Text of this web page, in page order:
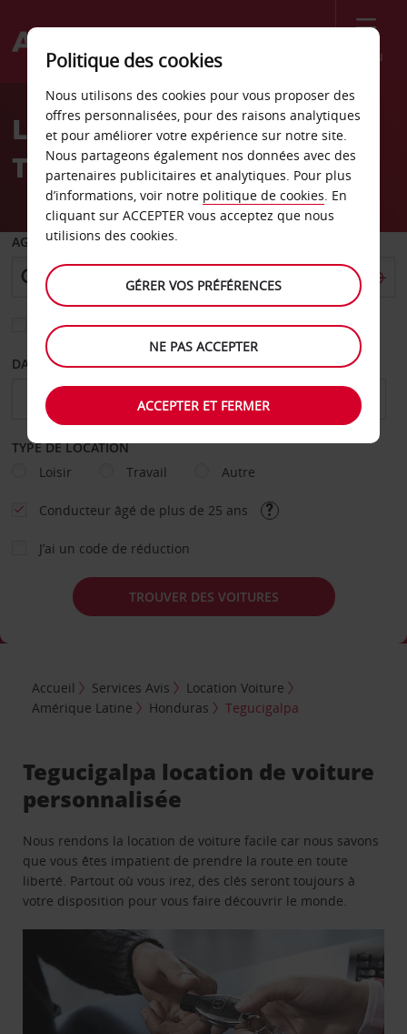
Menu
Welcome
AvisLocation de voiture
Tegucigalpa
AGENCE DE DÉPART
Sélectionnez une autre agence de retour
DATE DE DÉPART DATE DE RETOUR
TYPE DE LOCATION
Loisir
Travail Autre
Conducteur âgé de plus de 25 ans
J’ai un code de réduction
TROUVER DES VOITURES
Accueil Services Avis
Location Voiture
Amérique Latine
Honduras Tegucigalpa
Tegucigalpa location de voiture
personnalisée
Nous rendons la location de voiture facile car nous savons
que vous êtes impatient de prendre la route en toute
liberté. Partout où vous irez, des clés seront toujours à
votre disposition pour vous faire découvrir le monde.
Politique des cookies
Nous utilisons des cookies pour vous proposer des
offres personnalisées, pour des raisons analytiques
et pour améliorer votre expérience sur notre site.
Nous partageons également nos données avec des
partenaires publicitaires et analytiques. Pour plus
d’informations, voir notre politique de cookies. En
cliquant sur ACCEPTER vous acceptez que nous
utilisions des cookies.
GÉRER VOS PRÉFÉRENCES
NE PAS ACCEPTER
ACCEPTER ET FERMER